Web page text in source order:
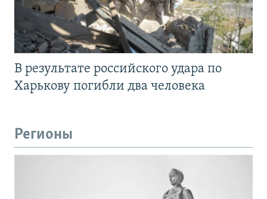
В результате российского удара по
Харькову погибли два человека
Регионы